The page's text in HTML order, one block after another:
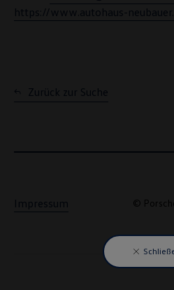
https://www.autohaus-
Zurück zur Suche
Impressum ©